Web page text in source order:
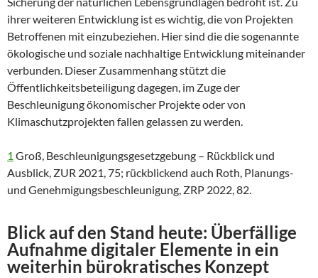
ihrer weiteren Entwicklung ist es wichtig, die von Projekten
Betroffenen mit einzubeziehen. Hier sind die die sogenannte
ökologische und soziale nachhaltige Entwicklung miteinander
verbunden. Dieser Zusammenhang stützt die
Öffentlichkeitsbeteiligung dagegen, im Zuge der
Beschleunigung ökonomischer Projekte oder von
Klimaschutzprojekten fallen gelassen zu werden.
1 Groß, Beschleunigungsgesetzgebung – Rückblick und
Ausblick, ZUR 2021, 75; rückblickend auch Roth, Planungs-
und Genehmigungsbeschleunigung, ZRP 2022, 82.
Blick auf den Stand heute: Überfällige
Aufnahme digitaler Elemente in ein
weiterhin bürokratisches Konzept